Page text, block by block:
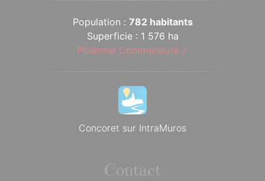
Population : 782 habitants
Superficie : 1 576 ha
Ploërmel Communauté
Concoret sur IntraMuros
Contact